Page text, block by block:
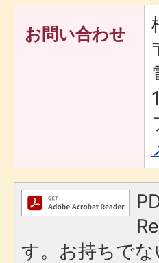
お問い合わせ
す。お持ちで